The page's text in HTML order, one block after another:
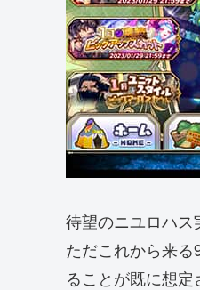
待望のニユロハス
ただこれから来
ることが既に想